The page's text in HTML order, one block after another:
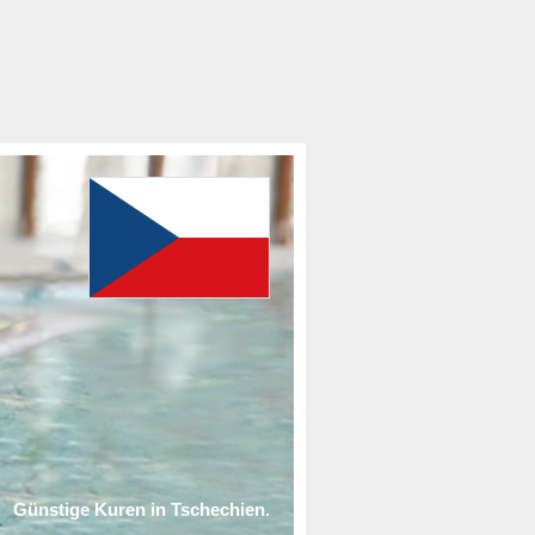
Günstige Kuren in Tschechien.